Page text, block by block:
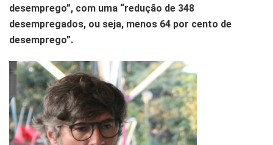
desemprego”, com uma “redução de 348
desempregados, ou seja, menos 64 por cento de
desemprego”.